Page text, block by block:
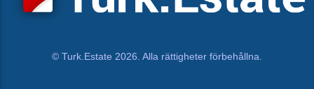
© Turk.Estate 2026. Alla rättigheter förbehållna.